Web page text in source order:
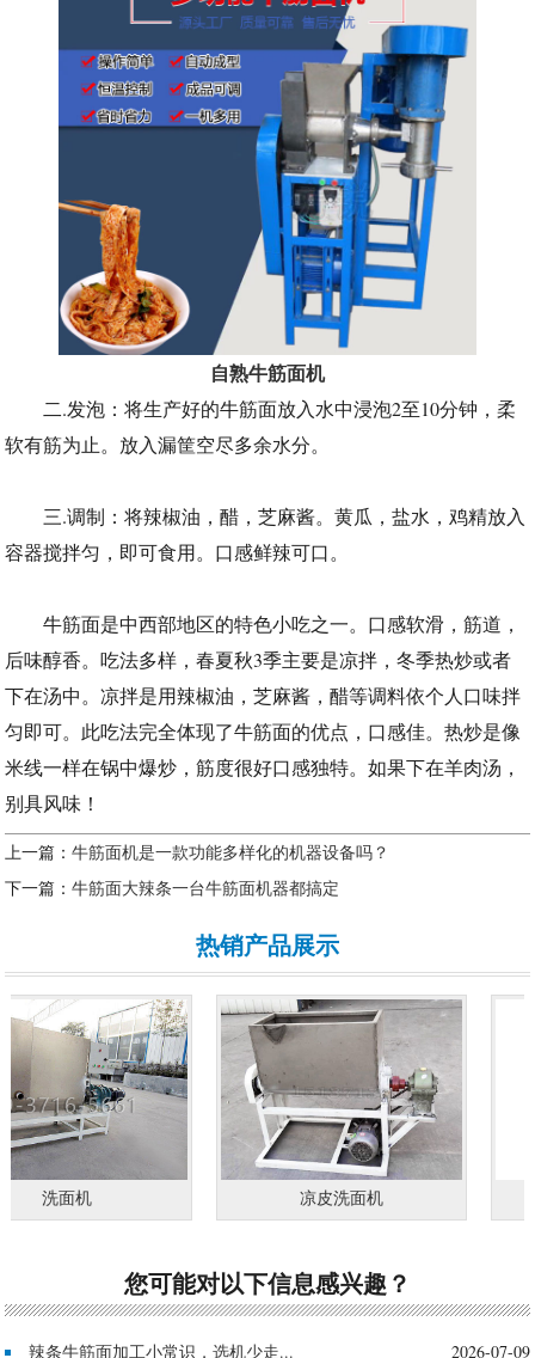
自熟牛筋面机
二.发泡：将生产好的牛筋面放入水中浸泡2至10分钟，柔
软有筋为止。放入漏筐空尽多余水分。
三.调制：将辣椒油，醋，芝麻酱。黄瓜，盐水，鸡精放入
容器搅拌匀，即可食用。口感鲜辣可口。
牛筋面是中西部地区的特色小吃之一。口感软滑，筋道，
后味醇香。吃法多样，春夏秋3季主要是凉拌，冬季热炒或者
下在汤中。凉拌是用辣椒油，芝麻酱，醋等调料依个人口味拌
匀即可。此吃法完全体现了牛筋面的优点，口感佳。热炒是像
米线一样在锅中爆炒，筋度很好口感独特。如果下在羊肉汤，
别具风味！
上一篇：牛筋面机是一款功能多样化的机器设备吗？
下一篇：牛筋面大辣条一台牛筋面机器都搞定
热销产品展示
洗面机 凉皮洗面机
您可能对以下信息感兴趣？
2026-07-09
辣条牛筋面加工小常识，选机少走...